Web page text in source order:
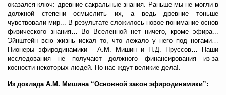
оказался ключ: древние сакральные знания. Раньше мы не могли в
должной степени осмыслить их, а ведь древние тоньше
чувствовали мир... В результате сложилось новое понимание основ
физического знания… Во Вселенной нет ничего, кроме эфира...
Эйнштейн всю жизнь искал то, что лежало у него под ногами…
Пионеры эфиродинамики - А.М. Мишин и П.Д. Пруссов… Наши
исследования не получают должного финансирования из-за
косности некоторых людей. Но нас ждут великие дела!.
Из доклада А.М. Мишина “Основной закон эфиродинамики”: